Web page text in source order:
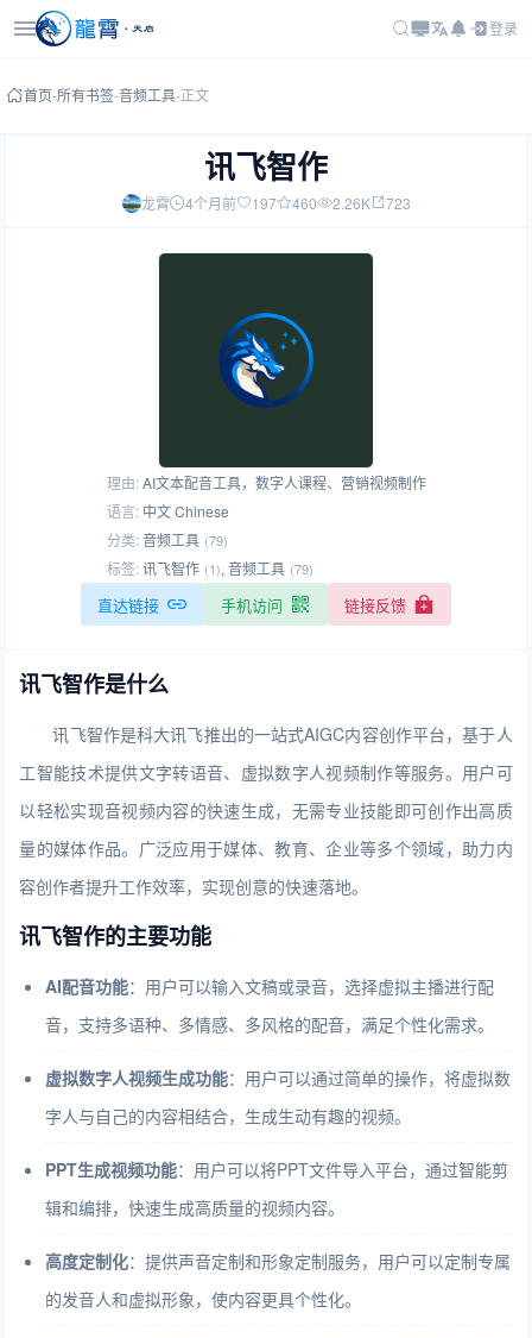
登录
首页-所有书签-音频工具-正文
讯飞智作
龙霄 4个月前 197 460 2.26K 723
理由:AI文本配音工具，数字人课程、营销视频制作
语言: 中文 Chinese
分类:音频工具 (79)
标签:讯飞智作 (1), 音频工具 (79)
直达链接 手机访问 链接反馈
讯飞智作是什么
讯飞智作是科大讯飞推出的一站式AIGC内容创作平台，基于人
工智能技术提供文字转语音、虚拟数字人视频制作等服务。用户可
以轻松实现音视频内容的快速生成，无需专业技能即可创作出高质
量的媒体作品。广泛应用于媒体、教育、企业等多个领域，助力内
容创作者提升工作效率，实现创意的快速落地。
讯飞智作的主要功能
AI配音功能：用户可以输入文稿或录音，选择虚拟主播进行配
音，支持多语种、多情感、多风格的配音，满足个性化需求。
虚拟数字人视频生成功能：用户可以通过简单的操作，将虚拟数
字人与自己的内容相结合，生成生动有趣的视频。
PPT生成视频功能：用户可以将PPT文件导入平台，通过智能剪
辑和编排，快速生成高质量的视频内容。
高度定制化：提供声音定制和形象定制服务，用户可以定制专属
的发音人和虚拟形象，使内容更具个性化。